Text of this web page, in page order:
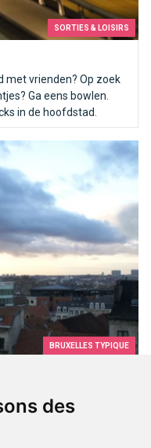
des
SORTIES & LOISIRS
met vrienden? Op zoek
Ga eens bowlen.
in de hoofdstad.
BRUXELLES TYPIQUE
toren van het stadhuis
biedt heel wat
specimens.